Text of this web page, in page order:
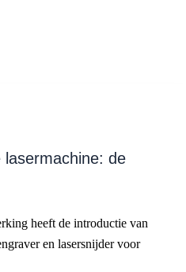
de
heeft de introductie van
en lasersnijder voor